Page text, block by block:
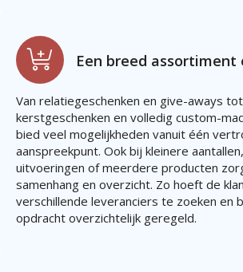
Een breed
Van relatiegeschenken en give-aways
kerstgeschenken en volledig custom-
bied veel mogelijkheden vanuit één
aanspreekpunt. Ook bij kleinere
uitvoeringen of meerdere producten
samenhang en overzicht. Zo hoeft de
verschillende leveranciers te zoeken en
opdracht overzichtelijk geregeld.